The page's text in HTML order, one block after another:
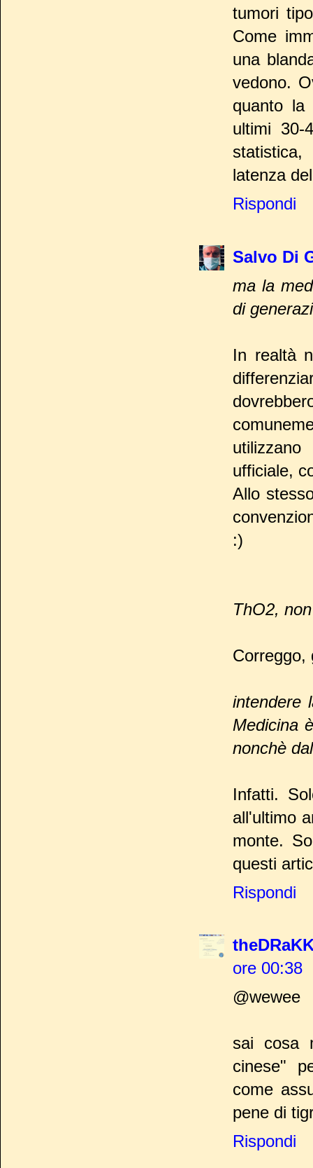
tumori
Come
una
vedono.
quanto
ultimi 30-
latenza
Rispondi
Salvo Di
ma la
di
In realtà
ufficiale,
Allo
:)
ThO2,
Correggo,
intendere
Medicina
nonchè
Infatti.
all'ultimo
monte.
questi
Rispondi
ore 00:38
@wewee
sai cosa
cinese"
come
pene di
Rispondi